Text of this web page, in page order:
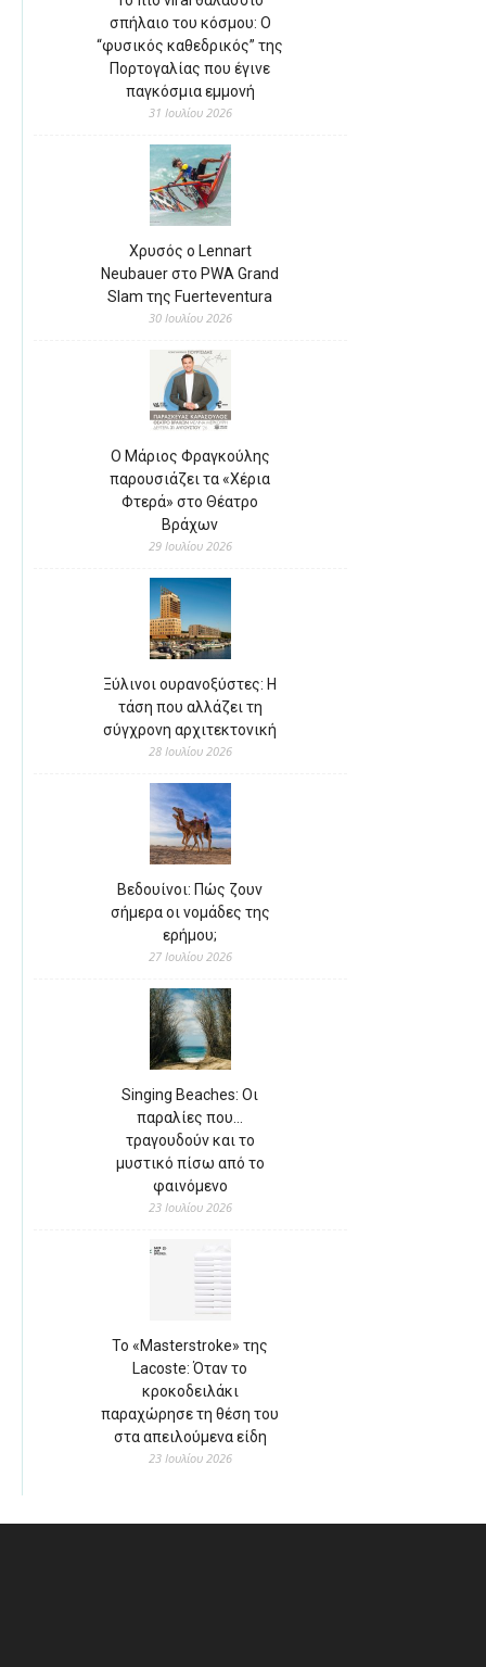
σπήλαιο του κόσμου: Ο
“φυσικός καθεδρικός” της
Πορτογαλίας που έγινε
παγκόσμια εμμονή
31 Ιουλίου 2026
Χρυσός ο Lennart
Neubauer στο PWA Grand
Slam της Fuerteventura
30 Ιουλίου 2026
Ο Μάριος Φραγκούλης
παρουσιάζει τα «Χέρια
Φτερά» στο Θέατρο
Βράχων
29 Ιουλίου 2026
Ξύλινοι ουρανοξύστες: Η
τάση που αλλάζει τη
σύγχρονη αρχιτεκτονική
28 Ιουλίου 2026
Βεδουίνοι: Πώς ζουν
σήμερα οι νομάδες της
ερήμου;
27 Ιουλίου 2026
Singing Beaches: Οι
παραλίες που…
τραγουδούν και το
μυστικό πίσω από το
φαινόμενο
23 Ιουλίου 2026
Το «Masterstroke» της
Lacoste: Όταν το
κροκοδειλάκι
παραχώρησε τη θέση του
στα απειλούμενα είδη
23 Ιουλίου 2026